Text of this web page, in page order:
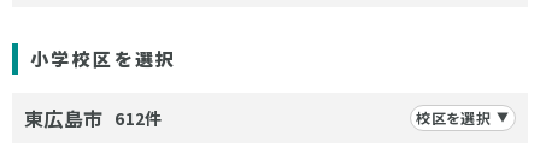
小学校区を選択
東広島市 612件 校区を選択